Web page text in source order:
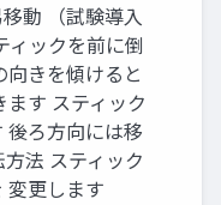
動 （試験導入
ィックを前に倒
向きを傾けると
す スティック
後ろ方向には移
法 スティック
変更します